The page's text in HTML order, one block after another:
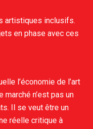
artistiques inclusifs.
en phase avec ces
l’économie de l’art
n’est pas un
Il se veut être un
réelle critique à